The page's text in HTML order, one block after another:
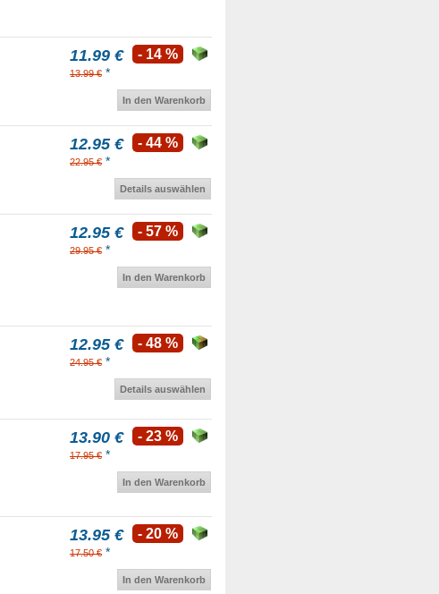
11.99 €
13.99 € *
- 14 %
In den Warenkorb
12.95 €
22.95 € *
- 44 %
Details auswählen
12.95 €
29.95 € *
- 57 %
In den Warenkorb
12.95 €
24.95 € *
- 48 %
Details auswählen
13.90 €
17.95 € *
- 23 %
In den Warenkorb
13.95 €
17.50 € *
- 20 %
In den Warenkorb